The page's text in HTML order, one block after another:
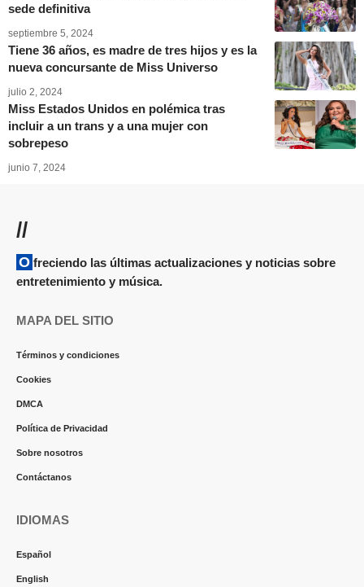
sede definitiva
septiembre 5, 2024
Tiene 36 años, es madre de tres hijos y es la
nueva concursante de Miss Universo
julio 2, 2024
Miss Estados Unidos en polémica tras
incluir a un trans y a una mujer con
sobrepeso
junio 7, 2024
//
Ofreciendo las últimas actualizaciones y noticias sobre
entretenimiento y música.
MAPA DEL SITIO
Términos y condiciones
Cookies
DMCA
Política de Privacidad
Sobre nosotros
Contáctanos
IDIOMAS
Español
English